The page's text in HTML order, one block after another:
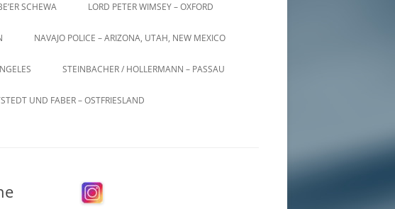
SCHEWA LORD PETER WIMSEY – OXFORD
NAVAJO POLICE – ARIZONA, UTAH, NEW MEXICO
STEINBACHER / HOLLERMANN – PASSAU
UND FABER – OSTFRIESLAND